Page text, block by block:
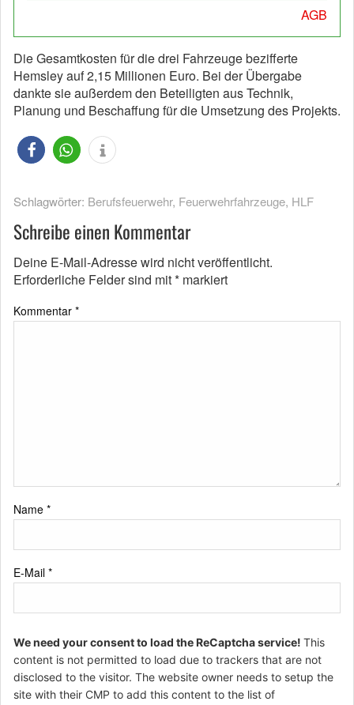
AGB
Die Gesamtkosten für die drei Fahrzeuge bezifferte
Hemsley auf 2,15 Millionen Euro. Bei der Übergabe
dankte sie außerdem den Beteiligten aus Technik,
Planung und Beschaffung für die Umsetzung des Projekts.
Schlagwörter: Berufsfeuerwehr, Feuerwehrfahrzeuge, HLF
Schreibe einen Kommentar
Deine E-Mail-Adresse wird nicht veröffentlicht.
Erforderliche Felder sind mit* markiert
Kommentar *
Name *
E-Mail *
We need your consent to load the ReCaptcha service! This
content is not permitted to load due to trackers that are not
disclosed to the visitor. The website owner needs to setup the
site with their CMP to add this content to the list of